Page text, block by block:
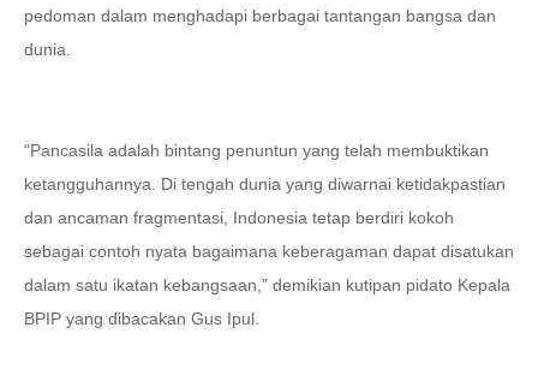
pedoman dalam menghadapi berbagai tantangan bangsa dan
dunia.
“Pancasila adalah bintang penuntun yang telah membuktikan
ketangguhannya. Di tengah dunia yang diwarnai ketidakpastian
dan ancaman fragmentasi, Indonesia tetap berdiri kokoh
sebagai contoh nyata bagaimana keberagaman dapat disatukan
dalam satu ikatan kebangsaan,” demikian kutipan pidato Kepala
BPIP yang dibacakan Gus Ipul.